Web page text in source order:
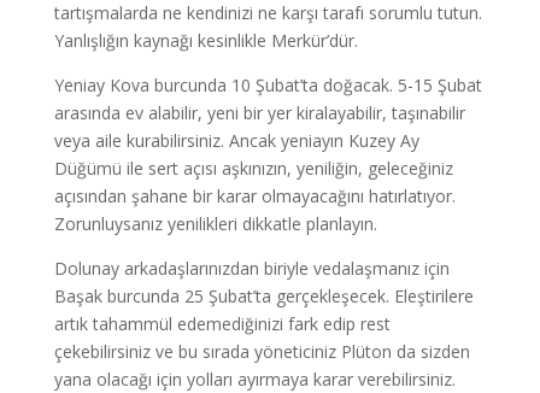
tartışmalarda ne kendinizi ne karşı tarafı sorumlu tutun.
Yanlışlığın kaynağı kesinlikle Merkür’dür.
Yeniay Kova burcunda 10 Şubat’ta doğacak. 5-15 Şubat
arasında ev alabilir, yeni bir yer kiralayabilir, taşınabilir
veya aile kurabilirsiniz. Ancak yeniayın Kuzey Ay
Düğümü ile sert açısı aşkınızın, yeniliğin, geleceğiniz
açısından şahane bir karar olmayacağını hatırlatıyor.
Zorunluysanız yenilikleri dikkatle planlayın.
Dolunay arkadaşlarınızdan biriyle vedalaşmanız için
Başak burcunda 25 Şubat’ta gerçekleşecek. Eleştirilere
artık tahammül edemediğinizi fark edip rest
çekebilirsiniz ve bu sırada yöneticiniz Plüton da sizden
yana olacağı için yolları ayırmaya karar verebilirsiniz.